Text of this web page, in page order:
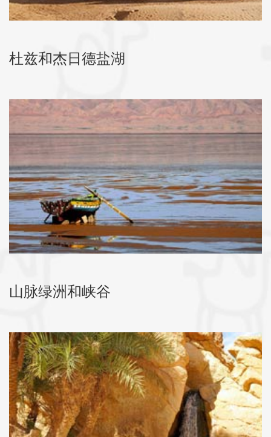
杜兹和杰日德盐湖
山脉绿洲和峡谷